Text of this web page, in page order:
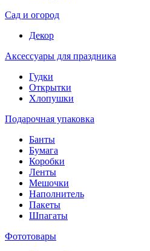
Сад и огород
Декор
Аксессуары для праздника
Гудки
Открытки
Хлопушки
Подарочная упаковка
Банты
Бумага
Коробки
Ленты
Мешочки
Наполнитель
Пакеты
Шпагаты
Фототовары